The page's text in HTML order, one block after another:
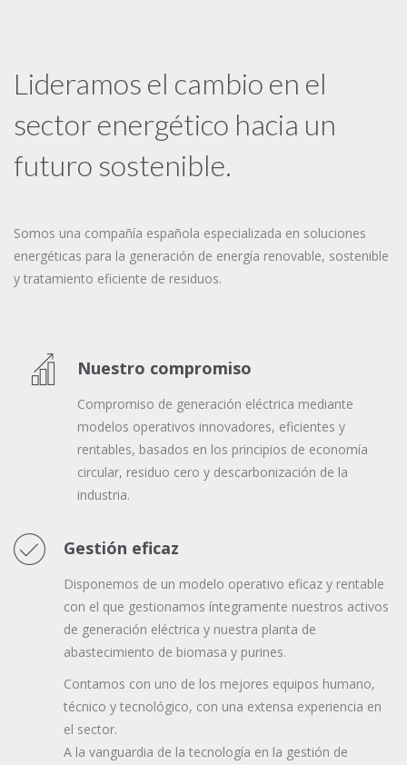
Lideramos el cambio en el
sector energético hacia un
futuro sostenible.
Somos una compañía española especializada en soluciones
energéticas para la generación de energía renovable, sostenible
y tratamiento eficiente de residuos.
Nuestro compromiso
Compromiso de generación eléctrica mediante
modelos operativos innovadores, eficientes y
rentables, basados en los principios de economía
circular, residuo cero y descarbonización de la
industria.
Gestión eficaz
Disponemos de un modelo operativo eficaz y rentable
con el que gestionamos íntegramente nuestros activos
de generación eléctrica y nuestra planta de
abastecimiento de biomasa y purines.
Contamos con uno de los mejores equipos humano,
técnico y tecnológico, con una extensa experiencia en
el sector.
A la vanguardia de la tecnología en la gestión de